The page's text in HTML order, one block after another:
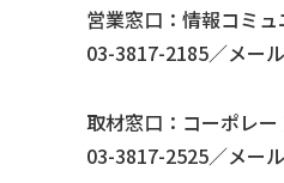
営業窓口：情報コミ
03-3817-2185／メー
取材窓口：コーポレ
03-3817-2525／メー